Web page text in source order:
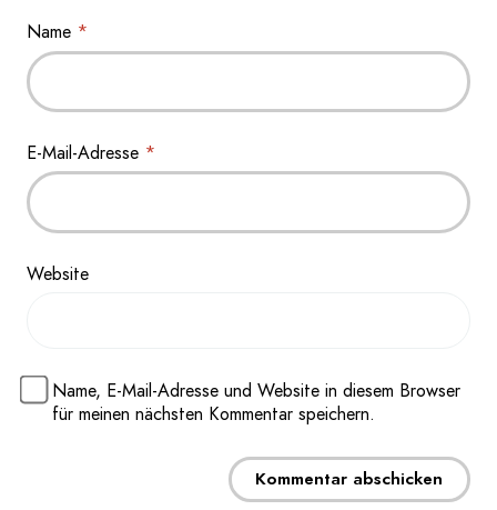
Name *
E-Mail-Adresse *
Website
Name, E-Mail-Adresse und Website in diesem Browser
für meinen nächsten Kommentar speichern.